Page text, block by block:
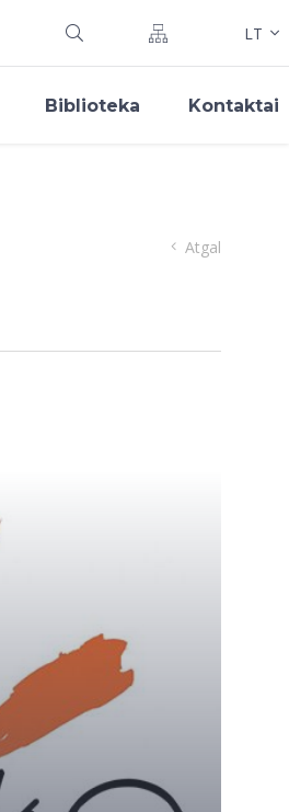
LT
Biblioteka Kontaktai
Atgal